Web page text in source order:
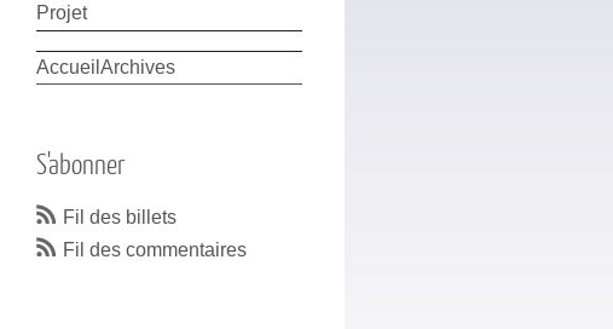
Projet
Accueil Archives
S'abonner
Fil des billets
Fil des commentaires